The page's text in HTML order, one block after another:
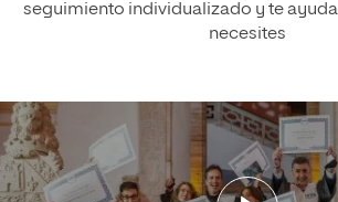
seguimiento individualizado y te
necesites